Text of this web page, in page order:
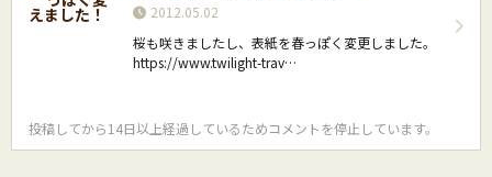
2012.05.02
桜も咲きましたし、表紙を春っぽく変更しました。
https://www.twilight-trav…
投稿してから14日以上経過しているためコメントを停止しています。